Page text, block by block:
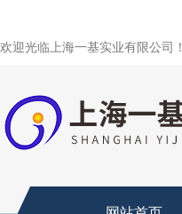
欢迎光临上海一基实业有限公司！